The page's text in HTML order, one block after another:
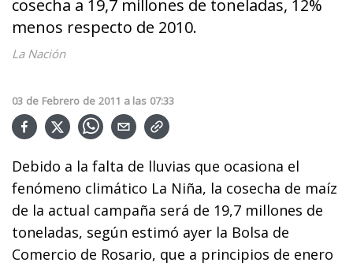
cosecha a 19,7 millones de toneladas, 12%
menos respecto de 2010.
La Nación
03 de Febrero de 2011 a las 07:33
Debido a la falta de lluvias que ocasiona el
fenómeno climático La Niña, la cosecha de maíz
de la actual campaña será de 19,7 millones de
toneladas, según estimó ayer la Bolsa de
Comercio de Rosario, que a principios de enero